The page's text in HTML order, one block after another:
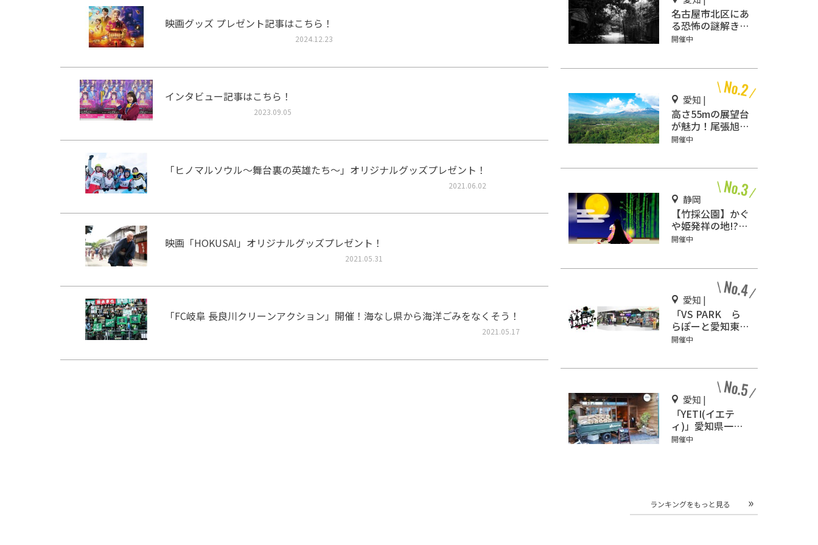
映画グッズ プレゼント記事はこちら！
2024.12.23
インタビュー記事はこちら！
2023.09.05
「ヒノマルソウル～舞台裏の英雄たち～」オリジナルグッズプレゼント！
2021.06.02
映画「HOKUSAI」オリジナルグッズプレゼント！
2021.05.31
「FC岐阜 長良川クリーンアクション」開催！海なし県から海洋ごみをなくそう！
2021.05.17
名古屋市北区にあ
る恐怖の謎解きミ
ステリーホラー
開催中
愛知 |
高さ55mの展望台
が魅力！尾張旭の
デートスポット
開催中
静岡
【竹採公園】かぐ
や姫発祥の地!?お
じいさんがかぐや
開催中
愛知 |
「VS PARK ら
らぽーと愛知東郷
店」話題沸騰
開催中
愛知 |
「YETI(イエテ
ィ)」愛知県一宮
市にオープン！キ
開催中
ランキングをもっと見る